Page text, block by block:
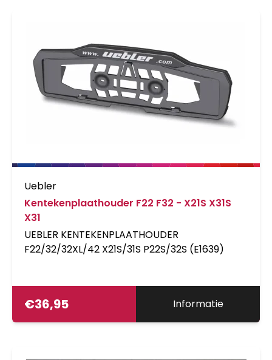
Uebler
Kentekenplaathouder F22 F32 - X21S X31S
X31
UEBLER KENTEKENPLAATHOUDER
F22/32/32XL/42 X21S/31S P22S/32S (E1639)
€36,95 Informatie